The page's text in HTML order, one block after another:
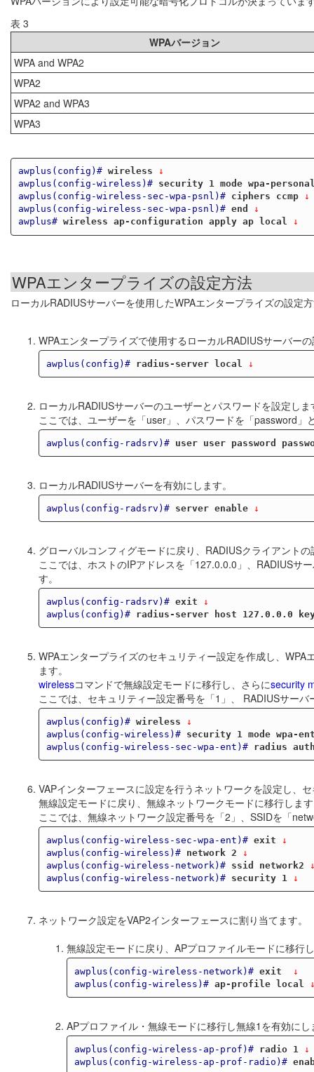
表 3
WPAバージョン
WPA and WPA2
WPA2
WPA2 and WPA3
WPA3
awplus(config)# wireless ↓
awplus(config-wireless)#
security 1 mode wpa-
awplus(config-wireless-sec-wpa-psnl)#
ciphers ccmp ↓
awplus(config-wireless-sec-wpa-psnl)# end
↓
awplus# wireless ap-configuration apply ap local ↓
WPAエンタープライズの設定方法
ローカルRADIUSサーバーを使用したWPAエンタープライズの設定
WPAエンタープライズで使用するローカルRADIUSサーバー
awplus(config)# radius-server local ↓
ローカルRADIUSサーバーのユーザーとパスワードを設定しま
ここでは、ユーザーを「user」、パスワードを「password」
awplus(config-radsrv)# user user password
ローカルRADIUSサーバーを有効にします。
awplus(config-radsrv)# server enable ↓
グローバルコンフィグモードに戻り、RADIUSクライアント
ここでは、ホストのIPアドレスを「127.0.0.0」、RADIUSサ
す。
awplus(config-radsrv)# exit ↓
awplus(config)#
radius-server host 127.0.0.0
WPAエンタープライズのセキュリティー設定を作成し、
ます。
wirelessコマンドで無線設定モードに移行し、さらにsecurity
ここでは、セキュリティー設定番号を「1」、 RADIUSサー
awplus(config)# wireless ↓
awplus(config-wireless)#
security 1 mode wpa-
awplus(config-wireless-sec-wpa-ent)#
radius
VAPインターフェースに設定を行うネットワークを設定し、
無線設定モードに戻り、無線ネットワークモードに移行しま
ここでは、無線ネットワーク設定番号を「2」、SSIDを「
awplus(config-wireless-sec-wpa-ent)# exit ↓
awplus(config-wireless)#
network 2 ↓
awplus(config-wireless-network)#
ssid network2
awplus(config-wireless-network)#
security 1 ↓
ネットワーク設定をVAP2インターフェースに割り当てます。
無線設定モードに戻り、APプロファイルモードに移行
awplus(config-wireless-network)# exit
↓
awplus(config-wireless)# ap-profile local
APプロファイル・無線モードに移行し無線1を有効にし
awplus(config-wireless-ap-prof)# radio 1
↓
awplus(config-wireless-ap-prof-radio)#